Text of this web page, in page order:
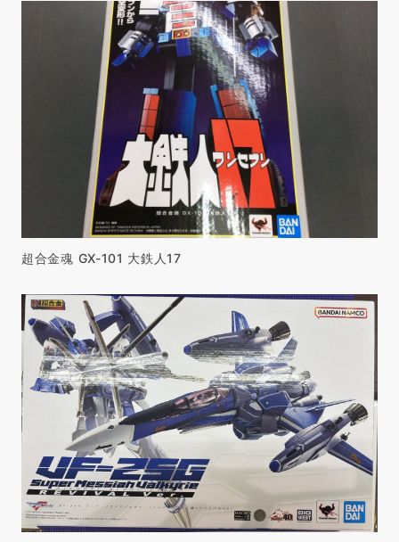
超合金魂 GX-101 大鉄人17